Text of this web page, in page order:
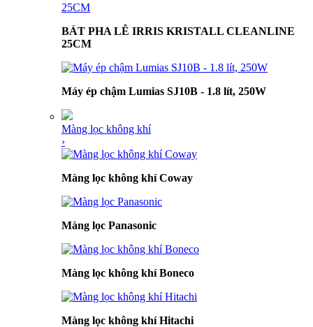
BÁT PHA LÊ IRRIS KRISTALL CLEANLINE
25CM
Máy ép chậm Lumias SJ10B - 1.8 lít, 250W
Màng lọc không khí
›
Màng lọc không khí Coway
Màng lọc Panasonic
Màng lọc không khí Boneco
Màng lọc không khí Hitachi